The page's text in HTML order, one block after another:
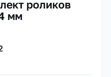
роликов
мм